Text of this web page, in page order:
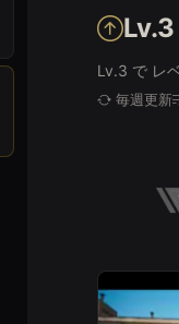
Lv.3 で レ
毎週更新